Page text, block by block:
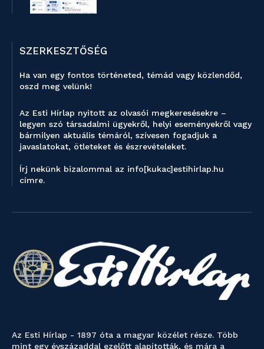
SZERKESZTŐSÉG
Ha van egy fontos történeted, témád vagy közlendőd,
oszd meg velünk!
Az Esti Hírlap nyitott az olvasói megkeresésekre –
legyen szó társadalmi ügyekről, helyi eseményekről vagy
bármilyen aktuális témáról, szívesen fogadjuk a
javaslatokat, ötleteket és észrevételeket.
Írj nekünk bizalommal az info[kukac]estihirlap.hu
címre.
Az Esti Hírlap - 1897 óta a magyar közélet része. Több
mint egy évszázaddal ezelőtt alapították, és mára a